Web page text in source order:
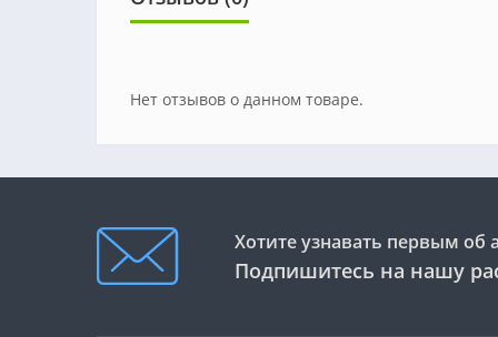
Нет отзывов о данном товаре.
Хотите узнавать первым об
Подпишитесь на нашу